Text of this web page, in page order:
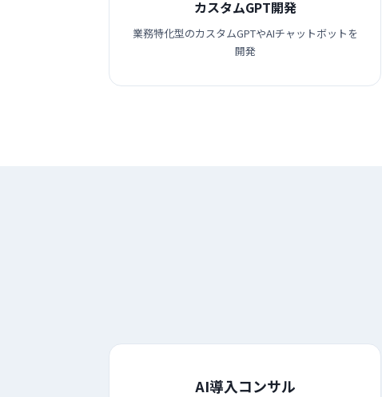
カスタムGPT開発
業務特化型のカスタムGPTやAIチャットボットを
開発
AI導入コンサル